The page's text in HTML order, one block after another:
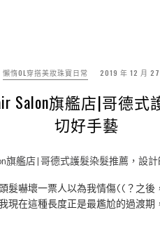
懶惰OL穿搭美妝珠寶日常 2019 年 12 月
Salon旗艦店|哥德
切好手藝
髮嚇壞一票人以為我情傷((？之後
現在這種長度正是最尷尬的過渡期